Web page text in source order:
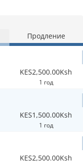
Продление
KES2,500.00Ksh
1 год
KES1,500.00Ksh
1 год
KES2,500.00Ksh